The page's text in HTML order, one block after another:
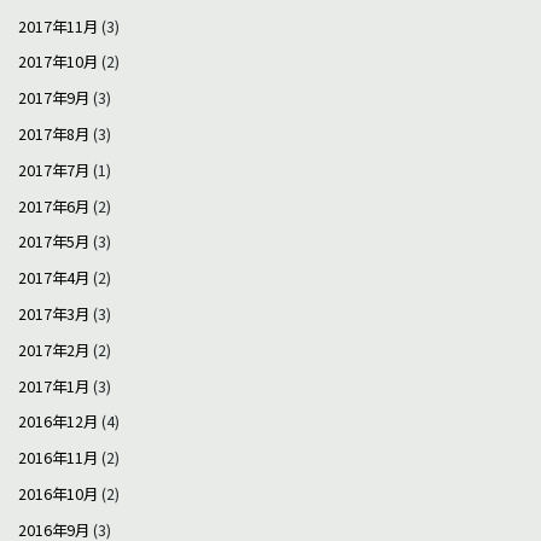
2017年11月 (3)
2017年10月 (2)
2017年9月 (3)
2017年8月 (3)
2017年7月 (1)
2017年6月 (2)
2017年5月 (3)
2017年4月 (2)
2017年3月 (3)
2017年2月 (2)
2017年1月 (3)
2016年12月 (4)
2016年11月 (2)
2016年10月 (2)
2016年9月 (3)